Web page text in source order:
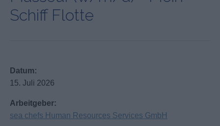
Schiff Flotte
Datum:
15. Juli 2026
Arbeitgeber:
sea chefs Human Resources Services GmbH